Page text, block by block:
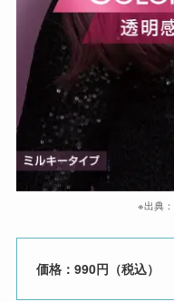
※出典：
価格：990円（税込）